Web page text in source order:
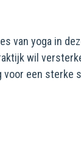
van yoga in
wil
voor een sterke